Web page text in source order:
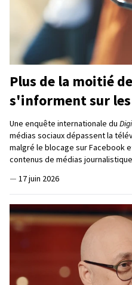
Plus de la moitié
s'informent sur
Une enquête internationale du
médias sociaux dépassent la
malgré le blocage sur Facebook
contenus de médias
— 17 juin 2026